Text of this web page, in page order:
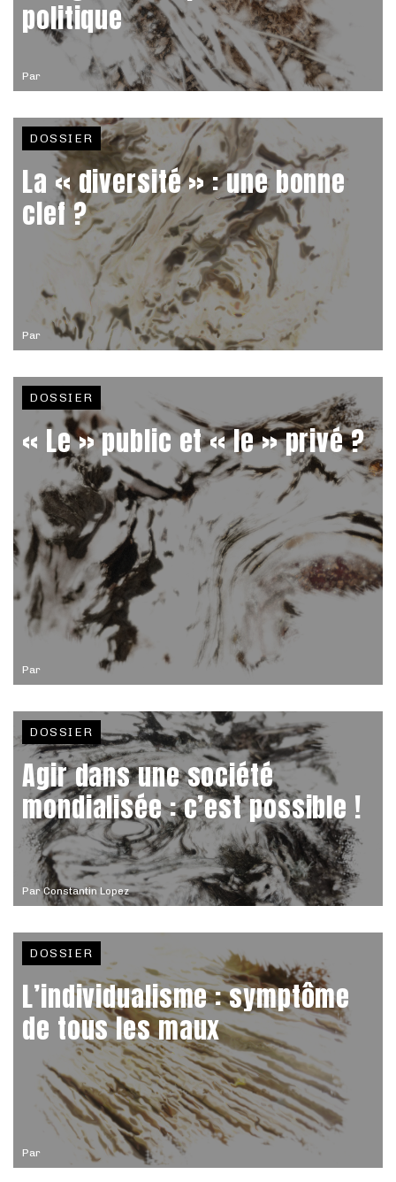
Par
politique
Par
DOSSIER
La « diversité » : une bonne
clef ?
Par
DOSSIER
« Le » public et « le » privé ?
ParConstantin Lopez
DOSSIER
Agir dans une société
mondialisée : c’est possible !
Par
DOSSIER
L’individualisme : symptôme
de tous les maux